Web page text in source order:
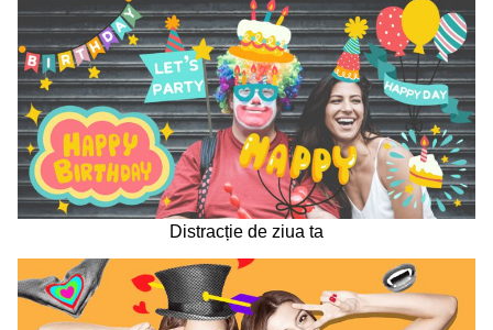
Distracție de ziua ta